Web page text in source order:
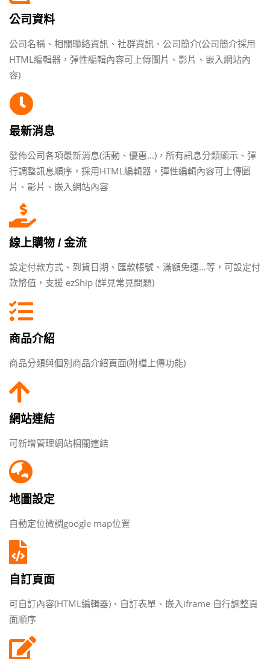
公司資料
公司名稱、相關聯絡資訊、社群資訊、公司簡介(公司簡介採用
HTML編輯器，彈性編輯內容可上傳圖片、影片、嵌入網站內
容)
最新消息
發佈公司各項最新消息(活動、優惠...)，所有訊息分類顯示、彈
行調整訊息順序，採用HTML編輯器，彈性編輯內容可上傳圖
片、影片、嵌入網站內容
線上購物 / 金流
設定付款方式、到貨日期、匯款帳號、滿額免運...等，可設定付
款幣值，支援 ezShip (詳見常見問題)
商品介紹
商品分類與個別商品介紹頁面(附檔上傳功能)
網站連結
可新增管理網站相關連結
地圖設定
自動定位微調google map位置
自訂頁面
可自訂內容(HTML編輯器)、自訂表單、嵌入iframe 自行調整頁
面順序